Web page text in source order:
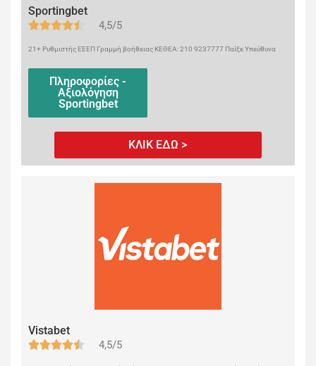
Sportingbet
4,5/5
21+ Ρυθμιστής ΕΕΕΠ Γραμμή βοήθειας ΚΕΘΕΑ: 210 9237777 Παίξε Υπεύθυνα
Πληροφορίες -
Αξιολόγηση
Sportingbet
ΚΛΙΚ ΕΔΩ >
Vistabet
4,5/5